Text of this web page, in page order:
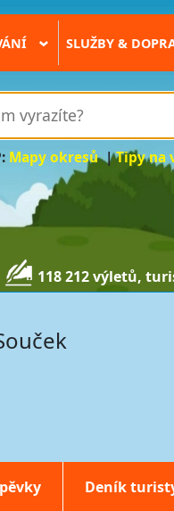
› SLUŽBY &
Mapy okresů|Tipy na
118 212 výletů,
Deník